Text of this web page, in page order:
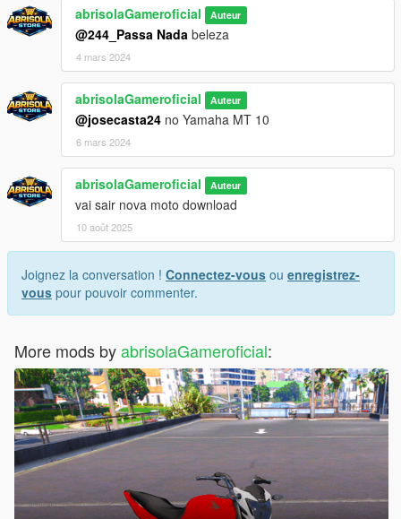
abrisolaGameroficial Auteur
@244_Passa Nada beleza
4 mars 2024
abrisolaGameroficial Auteur
@josecasta24 no Yamaha MT 10
6 mars 2024
abrisolaGameroficial Auteur
vai sair nova moto download
10 août 2025
Joignez la conversation ! Connectez-vous ou enregistrez-
vous pour pouvoir commenter.
More mods byabrisolaGameroficial: